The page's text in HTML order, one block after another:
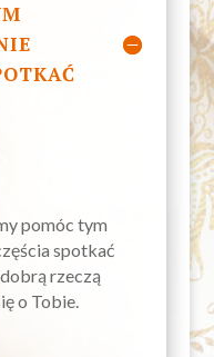
pomóc tym
spotkać
rzeczą
o Tobie.